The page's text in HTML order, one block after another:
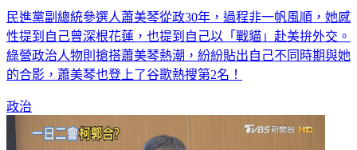
民進黨副總統參選人蕭美琴從政30年，過程非一帆風順，她感
性提到自己曾深根花蓮，也提到自己以「戰貓」赴美拚外交。
綠營政治人物則搶搭蕭美琴熱潮，紛紛貼出自己不同時期與她
的合影，蕭美琴也登上了谷歌熱搜第2名！
政治